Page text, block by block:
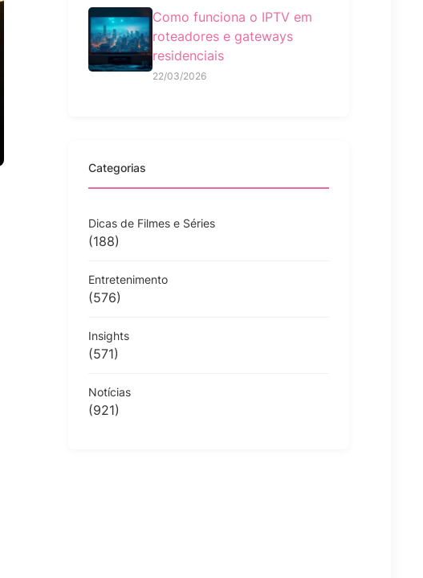
Como funciona o IPTV em
roteadores e gateways
residenciais
22/03/2026
Categorias
Dicas de Filmes e Séries
(188)
Entretenimento
(576)
Insights
(571)
Notícias
(921)